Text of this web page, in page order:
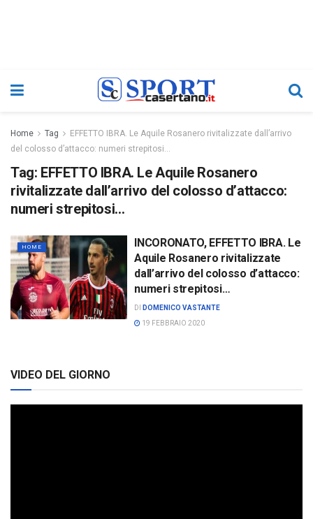
Home Tag
EFFETTO IBRA. Le Aquile Rosanero rivitalizzate dall’arrivo
del colosso d’attacco: numeri strepitosi...
Tag: EFFETTO IBRA. Le Aquile Rosanero
rivitalizzate dall’arrivo del colosso d’attacco:
numeri strepitosi…
HOME
INCORONATO, EFFETTO IBRA. Le
Aquile Rosanero rivitalizzate
dall’arrivo del colosso d’attacco:
numeri strepitosi…
DI
DOMENICO VASTANTE
19 FEBBRAIO 2020
VIDEO DEL GIORNO